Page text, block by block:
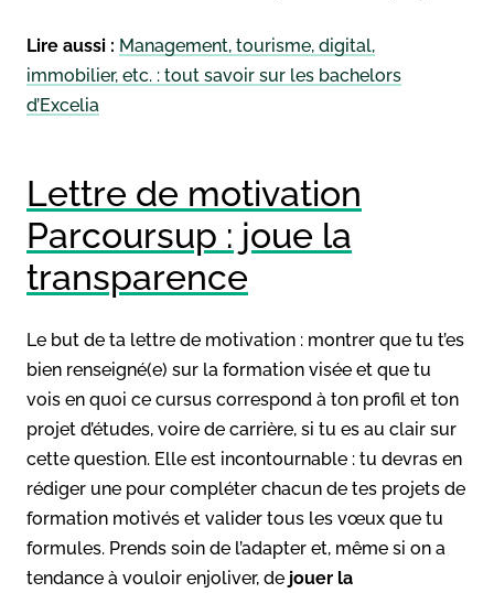
Lire aussi : Management, tourisme, digital,
immobilier, etc. : tout savoir sur les bachelors
d’Excelia
Lettre de motivation
Parcoursup : joue la
transparence
Le but de ta lettre de motivation : montrer que tu t’es
bien renseigné(e) sur la formation visée et que tu
vois en quoi ce cursus correspond à ton profil et ton
projet d’études, voire de carrière, si tu es au clair sur
cette question. Elle est incontournable : tu devras en
rédiger une pour compléter chacun de tes projets de
formation motivés et valider tous les vœux que tu
formules. Prends soin de l’adapter et, même si on a
tendance à vouloir enjoliver, de jouer la